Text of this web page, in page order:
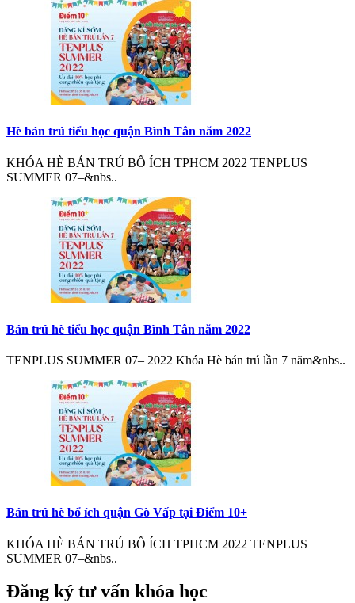
Hè bán trú tiểu học quận Bình Tân năm 2022
KHÓA HÈ BÁN TRÚ BỔ ÍCH TPHCM 2022 TENPLUS
SUMMER 07–&nbs..
Bán trú hè tiểu học quận Bình Tân năm 2022
TENPLUS SUMMER 07– 2022 Khóa Hè bán trú lần 7 năm&nbs..
Bán trú hè bổ ích quận Gò Vấp tại Điểm 10+
KHÓA HÈ BÁN TRÚ BỔ ÍCH TPHCM 2022 TENPLUS
SUMMER 07–&nbs..
Đăng ký tư vấn khóa học